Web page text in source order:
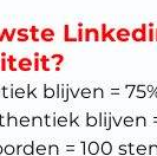
blijven =
blijven
= 100